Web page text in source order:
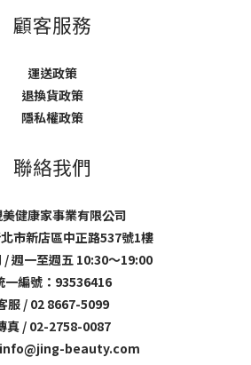
顧客服務
運送政策
退換貨政策
隱私權政策
聯絡我們
健康家事業有限公司
市新店區中正路537號1樓
/ 週一至週五 10:30～19:00
一編號：93536416
服 / 02 8667-5099
真 / 02-2758-0087
info@jing-beauty.com